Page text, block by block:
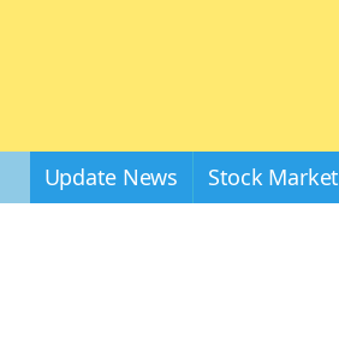
Update News Stock Market